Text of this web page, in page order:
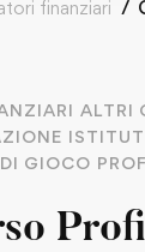
finanziari
ALTRI
GIOCO